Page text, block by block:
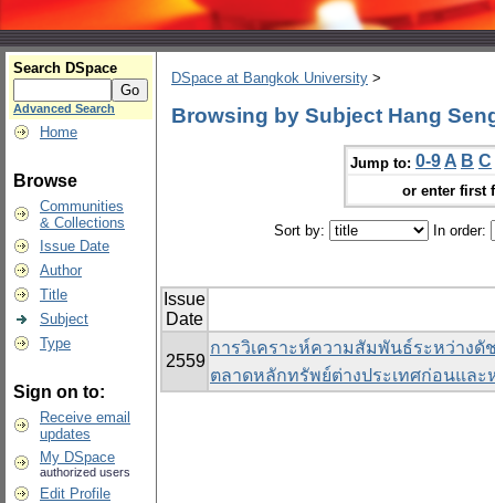
Search DSpace
Advanced Search
Home
Browse
Communities
& Collections
Issue Date
Author
Title
Subject
Type
Sign on to:
Receive email
updates
My DSpace
authorized users
Edit Profile
DSpace at Bangkok University >
Browsing by Subject Hang
Jump to: 0-9 A B C
or enter first
Sort by: In order:
Issue
Date
2559
การวิเคราะห์ความสัมพันธ์ระหว่าง
ตลาดหลักทรัพย์ต่างประเทศก่อนและ